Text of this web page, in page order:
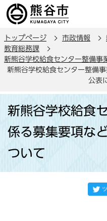
の
ー
ジ
の
頭
トップページ 市政情報
教育総務課
新熊谷学校給食センター整備事
新熊谷学校給食センター整備
公表
新熊谷学校給食
係る募集要項な
ついて